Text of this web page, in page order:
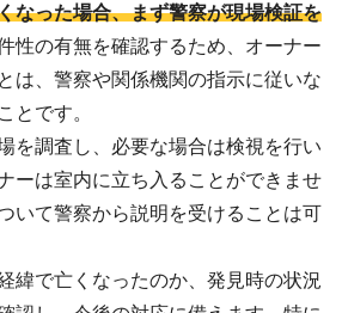
なった場合、まず警察が現場検証を
性の有無を確認するため、オーナー
は、警察や関係機関の指示に従いな
とです。
を調査し、必要な場合は検視を行い
ーは室内に立ち入ることができませ
いて警察から説明を受けることは可
緯で亡くなったのか、発見時の状況